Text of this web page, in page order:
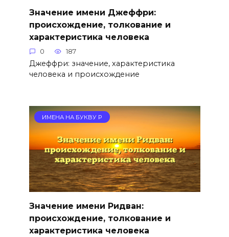
Значение имени Джеффри:
происхождение, толкование и
характеристика человека
0 187
Джеффри: значение, характеристика
человека и происхождение
ИМЕНА НА БУКВУ Р
Значение имени Ридван:
происхождение, толкование и
характеристика человека